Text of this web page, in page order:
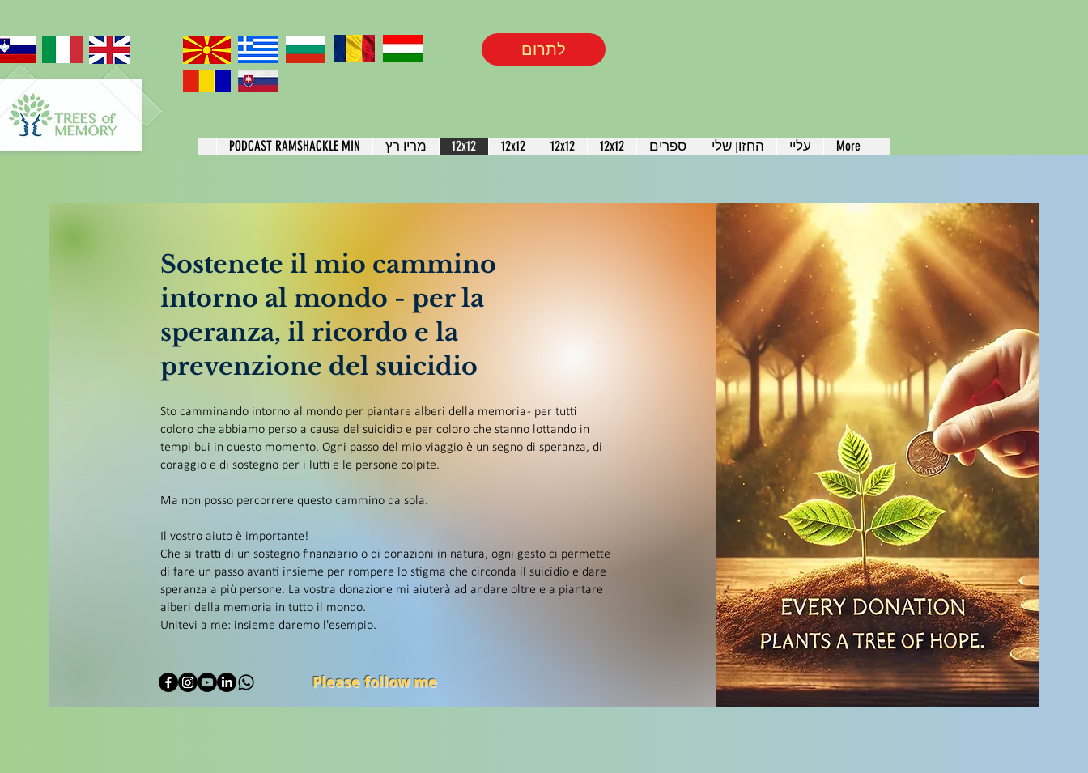
לתרום
PODCAST RAMSHACKLE MIN מריו רץ 12x12 12x12 12x12 12x12 ספרים החזון שלי עליי More
Sostenete il mio cammino
intorno al mondo - per la
speranza, il ricordo e la
prevenzione del suicidio
Sto camminando intorno al mondo per piantare alberi della memoria - per tutti
coloro che abbiamo perso a causa del suicidio e per coloro che stanno lottando in
tempi bui in questo momento. Ogni passo del mio viaggio è un segno di speranza, di
coraggio e di sostegno per i lutti e le persone colpite.
Ma non posso percorrere questo cammino da sola.
Il vostro aiuto è importante!
Che si tratti di un sostegno finanziario o di donazioni in natura, ogni gesto ci permette
di fare un passo avanti insieme per rompere lo stigma che circonda il suicidio e dare
speranza a più persone. La vostra donazione mi aiuterà ad andare oltre e a piantare
alberi della memoria in tutto il mondo.
Unitevi a me: insieme daremo l'esempio.
Please follow me